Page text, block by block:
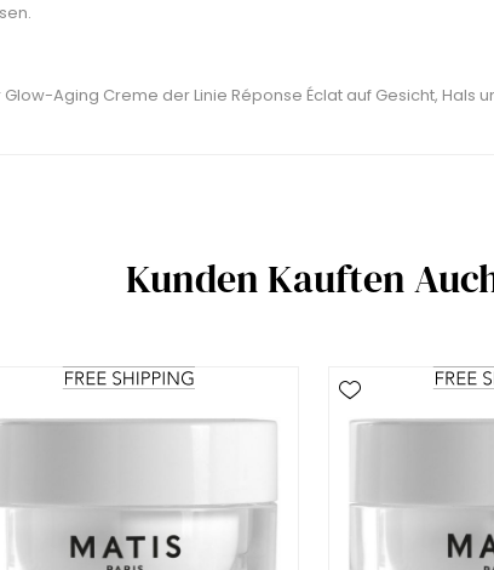
Aging Creme der Linie Réponse Éclat auf Gesicht, Hals
Kunden Kauften